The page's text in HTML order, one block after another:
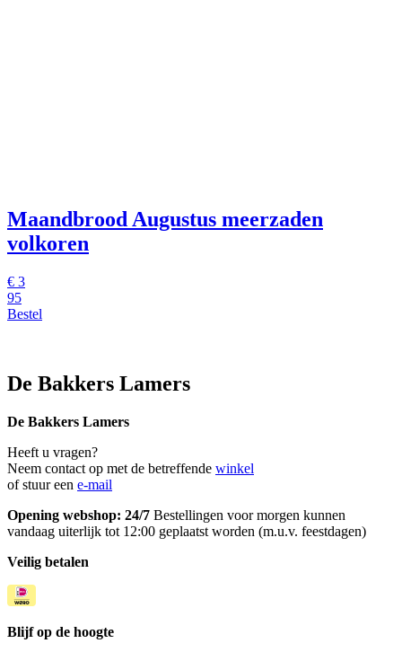
Maandbrood Augustus meerzaden
volkoren
€ 3
95
Bestel
De Bakkers Lamers
De Bakkers Lamers
Heeft u vragen?
Neem contact op met de betreffende winkel
of stuur een e-mail
Opening webshop: 24/7 Bestellingen voor morgen kunnen
vandaag uiterlijk tot 12:00 geplaatst worden (m.u.v. feestdagen)
Veilig betalen
Blijf op de hoogte